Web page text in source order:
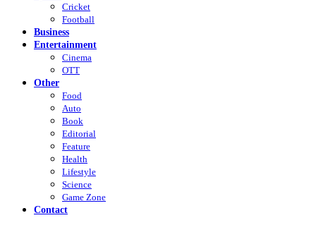
Cricket
Football
Business
Entertainment
Cinema
OTT
Other
Food
Auto
Book
Editorial
Feature
Health
Lifestyle
Science
Game Zone
Contact